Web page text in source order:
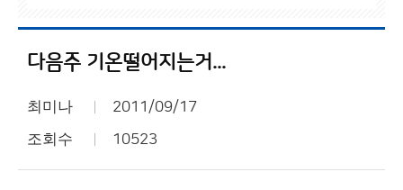
다음주 기온떨어지는거...
최미나 2011/09/17
조회수 10523